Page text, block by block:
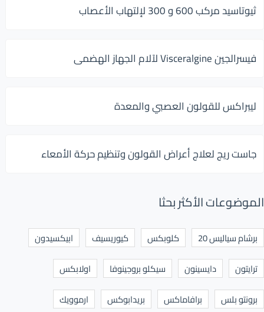
ثيوتاسيد مركب 600 و 300 لإلتهاب الأعصاب
فيسرالجين Visceralgine لآلام الجهاز الهضمى
ليبراكس للقولون العصبي والمعدة
جاست ريج لعلاج أعراض القولون وتنظيم حركة الأمعاء
الموضوعات الأكثر بحثا
برشام سياليس 20 كلوبكس كيوريسيف
ابيكسيدون
ترايتون
دايسينون سيكلو بروجينوفا
اولابكس
برونتو بلس
برافاماكس بريدابوكس ارموويك